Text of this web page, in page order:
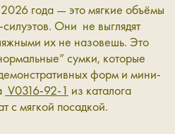
года — это мягкие объёмы
Они не выглядят
их не назовешь. Это
сумки, которые
форм и мини-
V0316-92-1 из каталога
с мягкой посадкой.